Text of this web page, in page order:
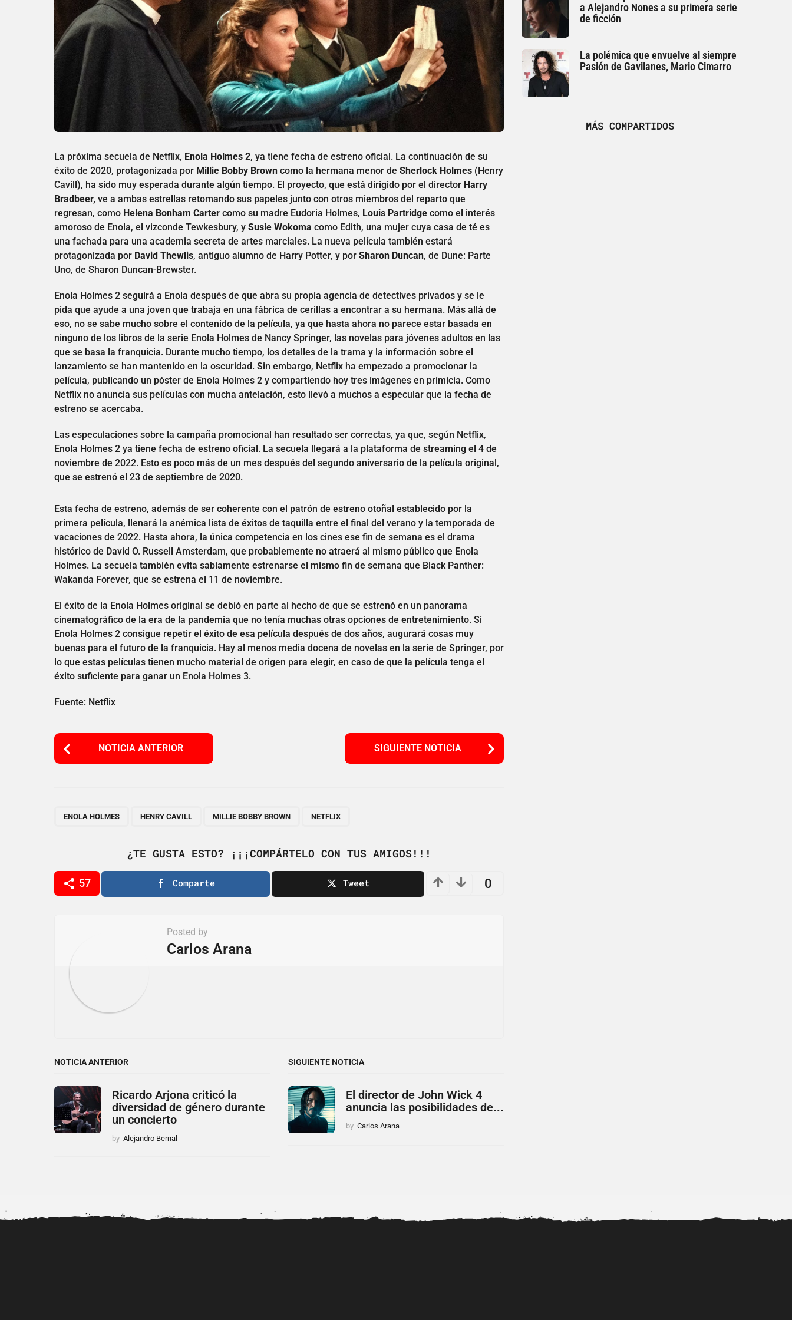
La próxima secuela de Netflix, Enola Holmes 2, ya tiene fecha de estreno oficial. La continuación de su
éxito de 2020, protagonizada por Millie Bobby Brown como la hermana menor de Sherlock Holmes (Henry
Cavill), ha sido muy esperada durante algún tiempo. El proyecto, que está dirigido por el director Harry
Bradbeer, ve a ambas estrellas retomando sus papeles junto con otros miembros del reparto que
regresan, como Helena Bonham Carter como su madre Eudoria Holmes, Louis Partridge como el interés
amoroso de Enola, el vizconde Tewkesbury, y Susie Wokoma como Edith, una mujer cuya casa de té es
una fachada para una academia secreta de artes marciales. La nueva película también estará
protagonizada por David Thewlis, antiguo alumno de Harry Potter, y por Sharon Duncan, de Dune: Parte
Uno, de Sharon Duncan-Brewster.
Enola Holmes 2 seguirá a Enola después de que abra su propia agencia de detectives privados y se le
pida que ayude a una joven que trabaja en una fábrica de cerillas a encontrar a su hermana. Más allá de
eso, no se sabe mucho sobre el contenido de la película, ya que hasta ahora no parece estar basada en
ninguno de los libros de la serie Enola Holmes de Nancy Springer, las novelas para jóvenes adultos en las
que se basa la franquicia. Durante mucho tiempo, los detalles de la trama y la información sobre el
lanzamiento se han mantenido en la oscuridad. Sin embargo, Netflix ha empezado a promocionar la
película, publicando un póster de Enola Holmes 2 y compartiendo hoy tres imágenes en primicia. Como
Netflix no anuncia sus películas con mucha antelación, esto llevó a muchos a especular que la fecha de
estreno se acercaba.
Las especulaciones sobre la campaña promocional han resultado ser correctas, ya que, según Netflix,
Enola Holmes 2 ya tiene fecha de estreno oficial. La secuela llegará a la plataforma de streaming el 4 de
noviembre de 2022. Esto es poco más de un mes después del segundo aniversario de la película original,
que se estrenó el 23 de septiembre de 2020.
Esta fecha de estreno, además de ser coherente con el patrón de estreno otoñal establecido por la
primera película, llenará la anémica lista de éxitos de taquilla entre el final del verano y la temporada de
vacaciones de 2022. Hasta ahora, la única competencia en los cines ese fin de semana es el drama
histórico de David O. Russell Amsterdam, que probablemente no atraerá al mismo público que Enola
Holmes. La secuela también evita sabiamente estrenarse el mismo fin de semana que Black Panther:
Wakanda Forever, que se estrena el 11 de noviembre.
El éxito de la Enola Holmes original se debió en parte al hecho de que se estrenó en un panorama
cinematográfico de la era de la pandemia que no tenía muchas otras opciones de entretenimiento. Si
Enola Holmes 2 consigue repetir el éxito de esa película después de dos años, augurará cosas muy
buenas para el futuro de la franquicia. Hay al menos media docena de novelas en la serie de Springer, por
lo que estas películas tienen mucho material de origen para elegir, en caso de que la película tenga el
éxito suficiente para ganar un Enola Holmes 3.
Fuente: Netflix
P
o
P
i
n
NOTICIA ANTERIOR SIGUIENTE NOTICIA
ENOLA HOLMES HENRY CAVILL MILLIE BOBBY BROWN NETFLIX
¿TE GUSTA ESTO? ¡¡¡COMPÁRTELO CON TUS AMIGOS!!!
57 0
Comparte Tweet
Posted by
Carlos Arana
NOTICIA ANTERIOR
Ricardo Arjona criticó la
diversidad de género durante
un concierto
by Alejandro Bernal
SIGUIENTE NOTICIA
El director de John Wick 4
anuncia las posibilidades de...
by Carlos Arana
a Alejandro Nones a su primera serie
de ficción
La polémica que envuelve al siempre
Pasión de Gavilanes, Mario Cimarro
MÁS COMPARTIDOS